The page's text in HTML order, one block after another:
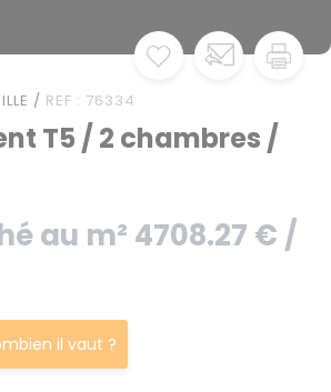
/ REF : 76334
T5 / 2 chambres /
au m² 4708.27 € /
il vaut ?